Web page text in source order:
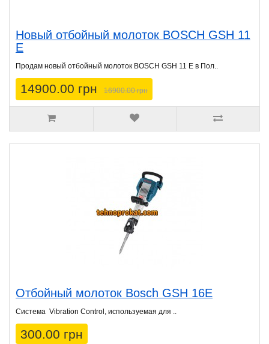
Новый отбойный молоток BOSCH GSH 11
E
Продам новый отбойный молоток BOSCH GSH 11 E в Пол..
14900.00 грн 16900.00 грн
Отбойный молоток Bosch GSH 16Е
Система Vibration Control, используемая для ..
300.00 грн